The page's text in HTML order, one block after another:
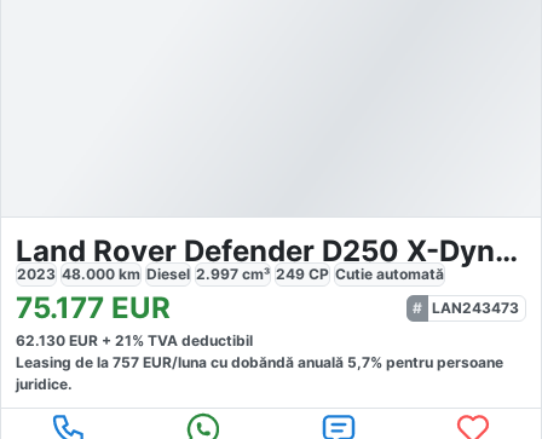
Land Rover Defender D250 X-Dynamic HSE
2023 48.000 km Diesel 2.997 cm³ 249 CP Cutie automată
75.177 EUR
LAN243473
62.130 EUR + 21% TVA deductibil
Leasing de la 757 EUR/luna cu dobăndă anuală 5,7% pentru persoane
juridice.